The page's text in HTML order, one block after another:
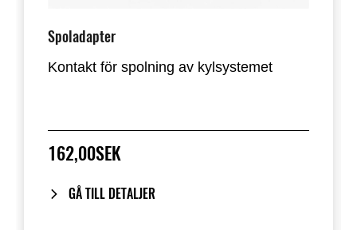
Spoladapter
Kontakt för spolning av kylsystemet
162,00SEK
GÅ TILL DETALJER